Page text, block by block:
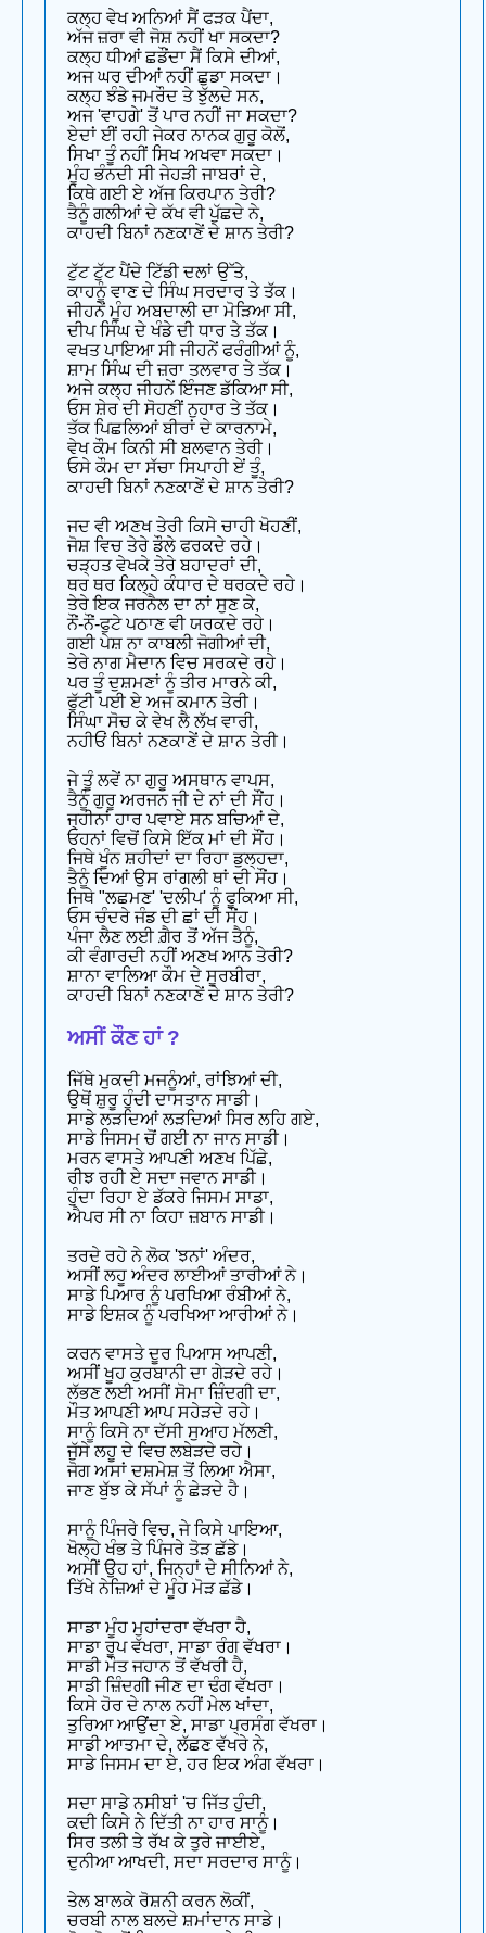
ਕਲ੍ਹ ਵੇਖ ਅਨਿਆਂ ਸੈਂ ਫੜਕ ਪੈਂਦਾ,
ਅੱਜ ਜ਼ਰਾ ਵੀ ਜੋਸ਼ ਨਹੀਂ ਖਾ ਸਕਦਾ?
ਕਲ੍ਹ ਧੀਆਂ ਛਡੌਂਦਾ ਸੈਂ ਕਿਸੇ ਦੀਆਂ,
ਅਜ ਘਰ ਦੀਆਂ ਨਹੀਂ ਛੁਡਾ ਸਕਦਾ।
ਕਲ੍ਹ ਝੰਡੇ ਜਮਰੌਦ ਤੇ ਝੁੱਲਦੇ ਸਨ,
ਅਜ 'ਵਾਹਗੇ' ਤੋਂ ਪਾਰ ਨਹੀਂ ਜਾ ਸਕਦਾ?
ਏਦਾਂ ਈਂ ਰਹੀ ਜੇਕਰ ਨਾਨਕ ਗੁਰੂ ਕੋਲੋਂ,
ਸਿਖਾ ਤੂੰ ਨਹੀਂ ਸਿਖ ਅਖਵਾ ਸਕਦਾ।
ਮੂੰਹ ਭੰਨਦੀ ਸੀ ਜੇਹੜੀ ਜਾਬਰਾਂ ਦੇ,
ਕਿਥੇ ਗਈ ਏ ਅੱਜ ਕਿਰਪਾਨ ਤੇਰੀ?
ਤੈਨੂੰ ਗਲੀਆਂ ਦੇ ਕੱਖ ਵੀ ਪੁੱਛਦੇ ਨੇ,
ਕਾਹਦੀ ਬਿਨਾਂ ਨਣਕਾਣੇਂ ਦੇ ਸ਼ਾਨ ਤੇਰੀ?
ਟੁੱਟ ਟੁੱਟ ਪੈਂਦੇ ਟਿੱਡੀ ਦਲਾਂ ਉੱਤੇ,
ਕਾਹਨੂੰ ਵਾਣ ਦੇ ਸਿੰਘ ਸਰਦਾਰ ਤੇ ਤੱਕ।
ਜੀਹਨੇਂ ਮੂੰਹ ਅਬਦਾਲੀ ਦਾ ਮੋੜਿਆ ਸੀ,
ਦੀਪ ਸਿੰਘ ਦੇ ਖੰਡੇ ਦੀ ਧਾਰ ਤੇ ਤੱਕ।
ਵਖਤ ਪਾਇਆ ਸੀ ਜੀਹਨੇਂ ਫਰੰਗੀਆਂ ਨੂੰ,
ਸ਼ਾਮ ਸਿੰਘ ਦੀ ਜ਼ਰਾ ਤਲਵਾਰ ਤੇ ਤੱਕ।
ਅਜੇ ਕਲ੍ਹ ਜੀਹਨੇਂ ਇੰਜਣ ਡੱਕਿਆ ਸੀ,
ਓਸ ਸ਼ੇਰ ਦੀ ਸੋਹਣੀਂ ਨੁਹਾਰ ਤੇ ਤੱਕ।
ਤੱਕ ਪਿਛਲਿਆਂ ਬੀਰਾਂ ਦੇ ਕਾਰਨਾਮੇ,
ਵੇਖ ਕੌਮ ਕਿਨੀ ਸੀ ਬਲਵਾਨ ਤੇਰੀ।
ਓਸੇ ਕੌਮ ਦਾ ਸੱਚਾ ਸਿਪਾਹੀ ਏਂ ਤੂੰ,
ਕਾਹਦੀ ਬਿਨਾਂ ਨਣਕਾਣੇਂ ਦੇ ਸ਼ਾਨ ਤੇਰੀ?
ਜਦ ਵੀ ਅਣਖ ਤੇਰੀ ਕਿਸੇ ਚਾਹੀ ਖੋਹਣੀਂ,
ਜੋਸ਼ ਵਿਚ ਤੇਰੇ ਡੌਲੇ ਫਰਕਦੇ ਰਹੇ।
ਚੜ੍ਹਤ ਵੇਖਕੇ ਤੇਰੇ ਬਹਾਦਰਾਂ ਦੀ,
ਥਰ ਥਰ ਕਿਲ੍ਹੇ ਕੰਧਾਰ ਦੇ ਥਰਕਦੇ ਰਹੇ।
ਤੇਰੇ ਇਕ ਜਰਨੈਲ ਦਾ ਨਾਂ ਸੁਣ ਕੇ,
ਨੌਂ-ਨੌਂ-ਫੁਟੇ ਪਠਾਣ ਵੀ ਯਰਕਦੇ ਰਹੇ।
ਗਈ ਪੇਸ਼ ਨਾ ਕਾਬਲੀ ਜੋਗੀਆਂ ਦੀ,
ਤੇਰੇ ਨਾਗ ਮੈਦਾਨ ਵਿਚ ਸਰਕਦੇ ਰਹੇ।
ਪਰ ਤੂੰ ਦੁਸ਼ਮਣਾਂ ਨੂੰ ਤੀਰ ਮਾਰਨੇ ਕੀ,
ਫੁੱਟੀ ਪਈ ਏ ਅਜ ਕਮਾਨ ਤੇਰੀ।
ਸਿੰਘਾ ਸੋਚ ਕੇ ਵੇਖ ਲੈ ਲੱਖ ਵਾਰੀ,
ਨਹੀਓਂ ਬਿਨਾਂ ਨਣਕਾਣੇਂ ਦੇ ਸ਼ਾਨ ਤੇਰੀ।
ਜੇ ਤੂੰ ਲਵੇਂ ਨਾ ਗੁਰੂ ਅਸਥਾਨ ਵਾਪਸ,
ਤੈਨੂੰ ਗੁਰੂ ਅਰਜਨ ਜੀ ਦੇ ਨਾਂ ਦੀ ਸੌਂਹ।
ਜ੍ਹੀਨਾਂ ਹਾਰ ਪਵਾਏ ਸਨ ਬਚਿਆਂ ਦੇ,
ਓਹਨਾਂ ਵਿਚੋਂ ਕਿਸੇ ਇੱਕ ਮਾਂ ਦੀ ਸੌਂਹ।
ਜਿਥੇ ਖੂੰਨ ਸ਼ਹੀਦਾਂ ਦਾ ਰਿਹਾ ਡੁਲ੍ਹਦਾ,
ਤੈਨੂੰ ਦਿਆਂ ਉਸ ਰਾਂਗਲੀ ਥਾਂ ਦੀ ਸੌਂਹ।
ਜਿਥੇ "ਲਛਮਣ' 'ਦਲੀਪ' ਨੂੰ ਫੂਕਿਆ ਸੀ,
ਓਸ ਚੰਦਰੇ ਜੰਡ ਦੀ ਛਾਂ ਦੀ ਸੌਂਹ।
ਪੰਜਾ ਲੈਣ ਲਈ ਗ਼ੈਰ ਤੋਂ ਅੱਜ ਤੈਨੂੰ,
ਕੀ ਵੰਗਾਰਦੀ ਨਹੀਂ ਅਣਖ ਆਨ ਤੇਰੀ?
ਸ਼ਾਨਾ ਵਾਲਿਆ ਕੌਮ ਦੇ ਸੂਰਬੀਰਾ,
ਕਾਹਦੀ ਬਿਨਾਂ ਨਣਕਾਣੇਂ ਦੇ ਸ਼ਾਨ ਤੇਰੀ?
ਅਸੀਂ ਕੌਣ ਹਾਂ ?
ਜਿੱਥੇ ਮੁਕਦੀ ਮਜਨੂੰਆਂ, ਰਾਂਝਿਆਂ ਦੀ,
ਉਥੋਂ ਸ਼ੁਰੂ ਹੁੰਦੀ ਦਾਸਤਾਨ ਸਾਡੀ।
ਸਾਡੇ ਲੜਦਿਆਂ ਲੜਦਿਆਂ ਸਿਰ ਲਹਿ ਗਏ,
ਸਾਡੇ ਜਿਸਮ ਚੋਂ ਗਈ ਨਾ ਜਾਨ ਸਾਡੀ।
ਮਰਨ ਵਾਸਤੇ ਆਪਣੀ ਅਣਖ ਪਿੱਛੇ,
ਰੀਝ ਰਹੀ ਏ ਸਦਾ ਜਵਾਨ ਸਾਡੀ।
ਹੁੰਦਾ ਰਿਹਾ ਏ ਡੱਕਰੇ ਜਿਸਮ ਸਾਡਾ,
ਐਪਰ ਸੀ ਨਾ ਕਿਹਾ ਜ਼ਬਾਨ ਸਾਡੀ।
ਤਰਦੇ ਰਹੇ ਨੇ ਲੋਕ 'ਝਨਾਂ' ਅੰਦਰ,
ਅਸੀਂ ਲਹੂ ਅੰਦਰ ਲਾਈਆਂ ਤਾਰੀਆਂ ਨੇ।
ਸਾਡੇ ਪਿਆਰ ਨੂੰ ਪਰਖਿਆ ਰੰਬੀਆਂ ਨੇ,
ਸਾਡੇ ਇਸ਼ਕ ਨੂੰ ਪਰਖਿਆ ਆਰੀਆਂ ਨੇ।
ਕਰਨ ਵਾਸਤੇ ਦੂਰ ਪਿਆਸ ਆਪਣੀ,
ਅਸੀਂ ਖੂਹ ਕੁਰਬਾਨੀ ਦਾ ਗੇੜਦੇ ਰਹੇ।
ਲੱਭਣ ਲਈ ਅਸੀਂ ਸੋਮਾ ਜ਼ਿੰਦਗੀ ਦਾ,
ਮੌਤ ਆਪਣੀ ਆਪ ਸਹੇੜਦੇ ਰਹੇ।
ਸਾਨੂੰ ਕਿਸੇ ਨਾ ਦੱਸੀ ਸੁਆਹ ਮੱਲਣੀ,
ਜੁੱਸੇ ਲਹੂ ਦੇ ਵਿਚ ਲਬੇੜਦੇ ਰਹੇ।
ਜੋਗ ਅਸਾਂ ਦਸ਼ਮੇਸ਼ ਤੋਂ ਲਿਆ ਐਸਾ,
ਜਾਣ ਬੁੱਝ ਕੇ ਸੱਪਾਂ ਨੂੰ ਛੇੜਦੇ ਹੈ।
ਸਾਨੂੰ ਪਿੰਜਰੇ ਵਿਚ, ਜੇ ਕਿਸੇ ਪਾਇਆ,
ਖੋਲ੍ਹੇ ਖੰਭ ਤੇ ਪਿੰਜਰੇ ਤੋੜ ਛੱਡੇ।
ਅਸੀਂ ਉਹ ਹਾਂ, ਜਿਨ੍ਹਾਂ ਦੇ ਸੀਨਿਆਂ ਨੇ,
ਤਿੱਖੇ ਨੇਜ਼ਿਆਂ ਦੇ ਮੂੰਹ ਮੋੜ ਛੱਡੇ।
ਸਾਡਾ ਮੂੰਹ ਮੁਹਾਂਦਰਾ ਵੱਖਰਾ ਹੈ,
ਸਾਡਾ ਰੂਪ ਵੱਖਰਾ, ਸਾਡਾ ਰੰਗ ਵੱਖਰਾ।
ਸਾਡੀ ਮੌਤ ਜਹਾਨ ਤੋਂ ਵੱਖਰੀ ਹੈ,
ਸਾਡੀ ਜ਼ਿੰਦਗੀ ਜੀਣ ਦਾ ਢੰਗ ਵੱਖਰਾ।
ਕਿਸੇ ਹੋਰ ਦੇ ਨਾਲ ਨਹੀਂ ਮੇਲ ਖਾਂਦਾ,
ਤੁਰਿਆ ਆਉਂਦਾ ਏ, ਸਾਡਾ ਪ੍ਰਸੰਗ ਵੱਖਰਾ।
ਸਾਡੀ ਆਤਮਾ ਦੇ, ਲੱਛਣ ਵੱਖਰੇ ਨੇ,
ਸਾਡੇ ਜਿਸਮ ਦਾ ਏ, ਹਰ ਇਕ ਅੰਗ ਵੱਖਰਾ।
ਸਦਾ ਸਾਡੇ ਨਸੀਬਾਂ 'ਚ ਜਿੱਤ ਹੁੰਦੀ,
ਕਦੀ ਕਿਸੇ ਨੇ ਦਿੱਤੀ ਨਾ ਹਾਰ ਸਾਨੂੰ।
ਸਿਰ ਤਲੀ ਤੇ ਰੱਖ ਕੇ ਤੁਰੇ ਜਾਈਏ,
ਦੁਨੀਆ ਆਖਦੀ, ਸਦਾ ਸਰਦਾਰ ਸਾਨੂੰ।
ਤੇਲ ਬਾਲਕੇ ਰੋਸ਼ਨੀ ਕਰਨ ਲੋਕੀਂ,
ਚਰਬੀ ਨਾਲ ਬਲਦੇ ਸ਼ਮਾਂਦਾਨ ਸਾਡੇ।